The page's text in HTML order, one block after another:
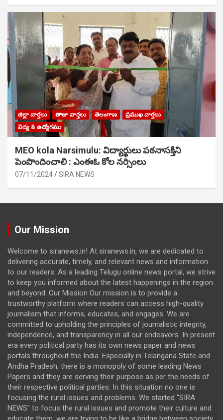
జిల్లా వార్తలు తాజా వార్తలు తెలంగాణ
ప్రముఖ వార్తలు
విద్య & ఉద్యోగము
MEO kola Narsimulu: విద్యార్థులు పఠ‌నాసక్తిని
పెంపొందించాలి : ఎంఈఓ కోల నర్సింలు
07/11/2024 SIRA NEWS
Our Mission
Welcome to siranews.in! At siranews.in, we are dedicated to
delivering accurate, timely, and relevant news and information
to our readers. As a leading Telugu online news portal, we strive
to keep you informed about the latest happenings in the region
and beyond. Our Mission Our mission is to provide a
trustworthy platform where readers can access high-quality
journalism that informs, educates, and engages. We are
committed to upholding the principles of journalistic integrity,
independence, and transparency in all our endeavors. In present
era every political party has its own news paper and news
portals throughout the India. Especially in Telangana State and
Andha Pradesh, there is a monopoly of some leading News
Papers and they are serving their purpose as per the needs of
their respective political parties. In this situation no one is
focusing the rural issues and problems. We started "SIRA
NEWS" to focus the rural issues and promote their culture and